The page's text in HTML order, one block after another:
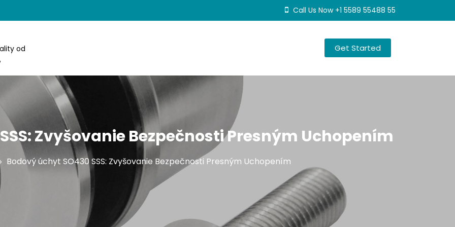
Call Us Now +1 5589 55488 55
od
Get Started
Zvyšovanie Bezpečnosti Presným Uchopením
Bodový úchyt SO430 SSS: Zvyšovanie Bezpečnosti Presným Uchopením